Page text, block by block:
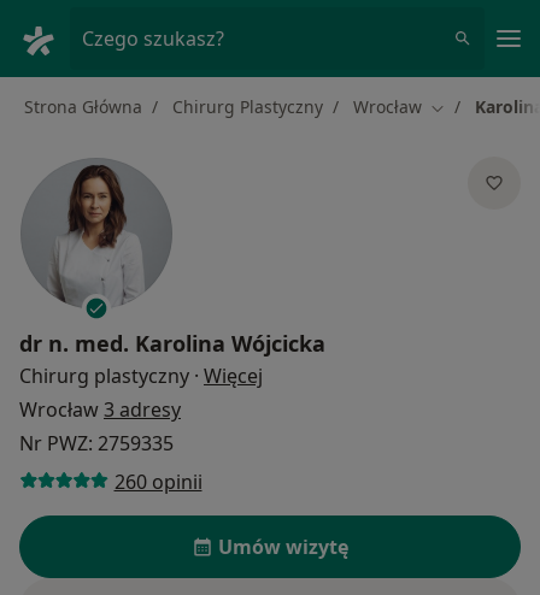
Czego szukasz?
Strona Główna Chirurg Plastyczny Wrocław Zmień miasto
dr n. med. Karolina Wójcicka
Chirurg plastyczny · Więcej
Wrocław3 adresy
Nr PWZ: 2759335
260 opinii
Umów wizytę